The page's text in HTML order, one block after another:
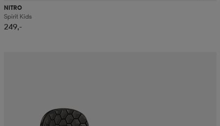
NITRO
Spirit Kids
249,-